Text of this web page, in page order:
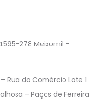
278 Meixomil –
Rua do Comércio Lote 1
– Paços de Ferreira